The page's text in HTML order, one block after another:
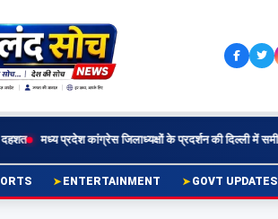
मध्य प्रदेश कांग्रेस जिलाध्यक्षों के प्रदर्शन की दिल्ली में समीक्षा
ENTERTAINMENT GOVT UPDATES